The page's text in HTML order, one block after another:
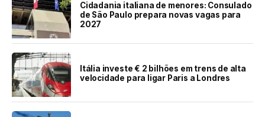
Cidadania italiana de menores: Consulado
de São Paulo prepara novas vagas para
2027
Itália investe € 2 bilhões em trens de alta
velocidade para ligar Paris a Londres